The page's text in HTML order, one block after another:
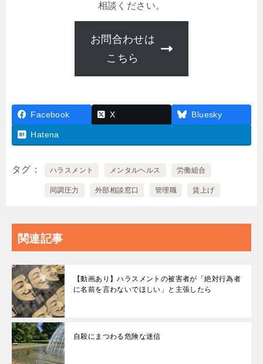
相談ください。
お問合わせは
こちら
Facebook X Bluesky
Hatena
タグ ハラスメント メンタルヘルス 労働組合
同調圧力 外部相談窓口 管理職 賃上げ
関連記事
【動画あり】ハラスメントの被害者が「絶対行為者
に名前を言わないでほしい」と主張したら
自殺にまつわる危険な迷信